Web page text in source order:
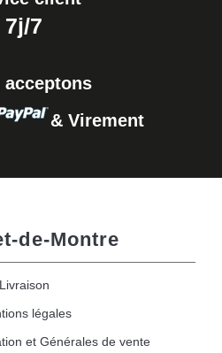
7j/7
acceptons
& Virement
de-Montre
Livraison
légales
et Générales de vente